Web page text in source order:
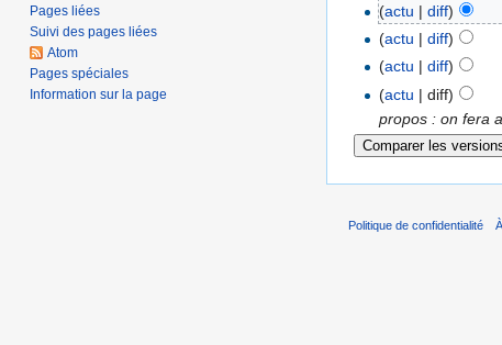
(actu |diff)
(actu |diff)
(actu |diff)
(actu | diff)
propos : on fera
Pages liées
Suivi des pages liées
Atom
Pages spéciales
Information sur la page
Politique de confidentialité